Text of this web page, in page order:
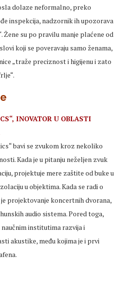
dolaze neformalno, preko
inspekcija, nadzornik ih upozorava
Žene su po pravilu manje plaćene od
koji se poveravaju samo ženama,
„traže preciznost i higijenu i zato
INOVATOR U OBLASTI
bavi se zvukom kroz nekoliko
Kada je u pitanju neželjen zvuk
projektuje mere zaštite od buke u
u objektima. Kada se radi o
projektovanje koncertnih dvorana,
audio sistema. Pored toga,
institutima razvija i
akustike, među kojima je i prvi